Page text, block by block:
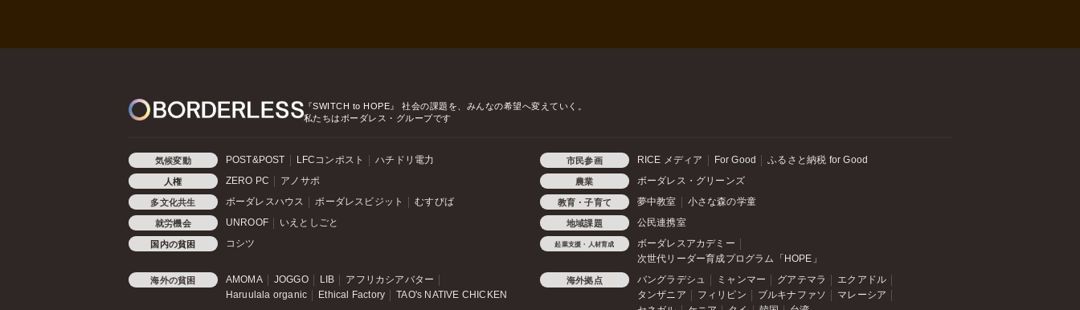
『SWITCH to HOPE』
社会の課題を、みんなの希望へ変えていく。
私たちはボーダレス・グループです
気候変動 POST&POST LFCコンポスト ハチドリ電力 市民参画 RICE メディア For Good ふるさと納税 for Good
人権 ZERO PC アノサポ 農業 ボーダレス・グリーンズ
多文化共生 ボーダレスハウス ボーダレスビジット むすびば 教育・子育て 夢中教室 小さな森の学童
就労機会 UNROOF いえとしごと 地域課題 公民連携室
国内の貧困 コシツ 起業支援・人材育成
ボーダレスアカデミー
次世代リーダー育成プログラム「HOPE」
海外の貧困 AMOMA JOGGO LIB
アフリカシアバター
Haruulala organic
Ethical Factory TAO's NATIVE CHICKEN
海外拠点 バングラデシュ ミャンマー グアテマラ
エクアドル
タンザニア
フィリピン ブルキナファソ
マレーシア